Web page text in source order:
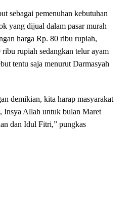
sebagai pemenuhan kebutuhan
yang dijual dalam pasar murah
harga Rp. 80 ribu rupiah,
rupiah sedangkan telur ayam
tentu saja menurut Darmasyah
demikian, kita harap masyarakat
Insya Allah untuk bulan Maret
dan Idul Fitri,” pungkas